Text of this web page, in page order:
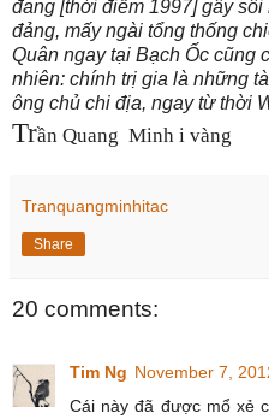
đang [thời điểm 1997] gây
đảng, mấy ngài tổng thống
Quân ngay tại Bạch Ốc cũng
nhiên: chính trị gia là những
ông chủ chi địa, ngay từ thời
Trần Quang Minh i vàng
Tranquangminhitac
Share
20 comments:
Tim Ng November 7,
Cái này đã được mổ xẻ